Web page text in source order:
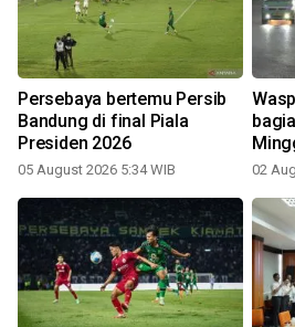
Persebaya bertemu Persib
Bandung di final Piala
Presiden 2026
05 August 2026 5:34 WIB 02